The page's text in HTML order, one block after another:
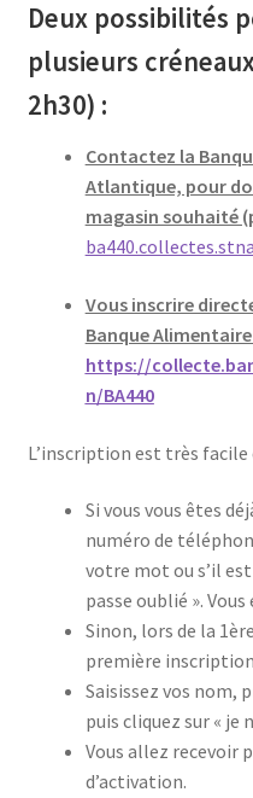
Deux possibilités
plusieurs
2h30) :
Contactez la
Atlantique, pour
magasin souhaité
Vous inscrire
Banque
https://
n/BA440
L’inscription est très facile
Si vous vous êtes
numéro de
votre mot ou s’il
passe oublié ».
Sinon, lors de la
première
Saisissez vos nom,
puis cliquez sur « je
Vous allez recevoir
d’activation.